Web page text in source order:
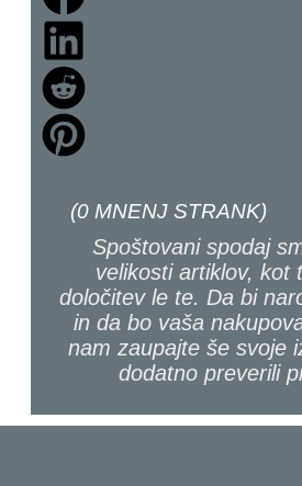
(0 MNENJ STRANK)
Spoštovani spodaj
velikosti artiklov, kot
določitev le te. Da bi
in da bo vaša
nam zaupajte še svoje
dodatno preverili